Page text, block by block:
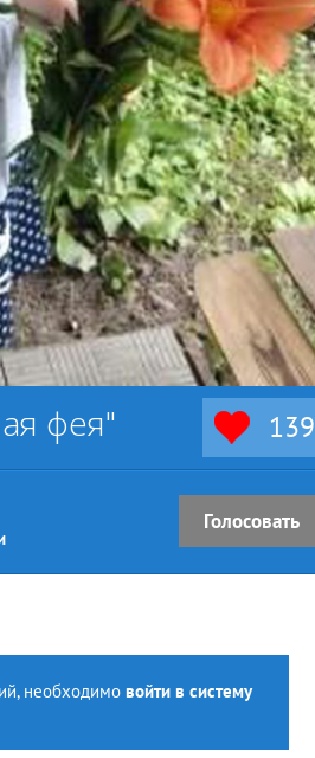
фея" 139
Голосовать
необходимо войти в систему